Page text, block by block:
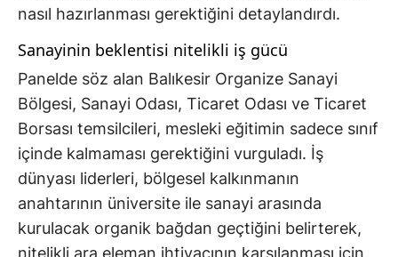
nasıl hazırlanması gerektiğini detaylandırdı.
Sanayinin beklentisi nitelikli iş gücü
Panelde söz alan Balıkesir Organize Sanayi
Bölgesi, Sanayi Odası, Ticaret Odası ve Ticaret
Borsası temsilcileri, mesleki eğitimin sadece sınıf
içinde kalmaması gerektiğini vurguladı. İş
dünyası liderleri, bölgesel kalkınmanın
anahtarının üniversite ile sanayi arasında
kurulacak organik bağdan geçtiğini belirterek,
nitelikli ara eleman ihtiyacının karşılanması için